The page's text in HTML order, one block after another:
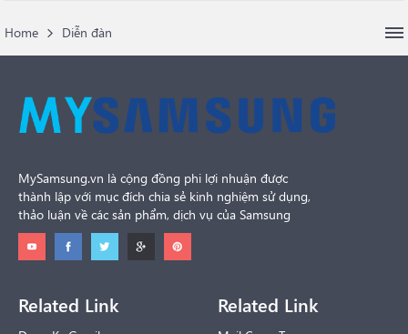
Home Diễn đàn
MySamsung.vn là cộng đồng phi lợi nhuận được
thành lập với mục đích chia sẻ kinh nghiệm sử dụng,
thảo luận về các sản phẩm, dịch vụ của Samsung
Related Link Related Link